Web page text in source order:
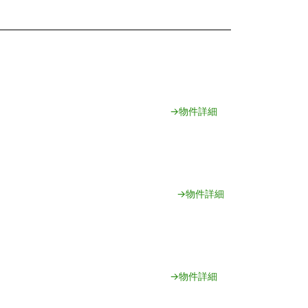
→物件詳細
→物件詳細
→物件詳細